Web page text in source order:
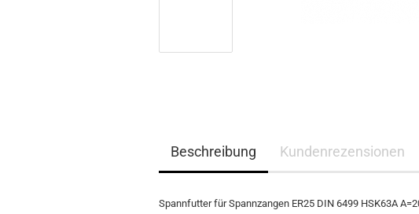
Beschreibung Kundenrezensionen
Spannfutter für Spannzangen ER25 DIN 6499 HSK63A